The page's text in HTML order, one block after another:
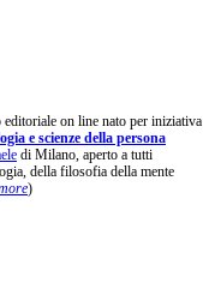
on line nato per iniziativa
e scienze della persona
di Milano, aperto a tutti
della filosofia della mente
)